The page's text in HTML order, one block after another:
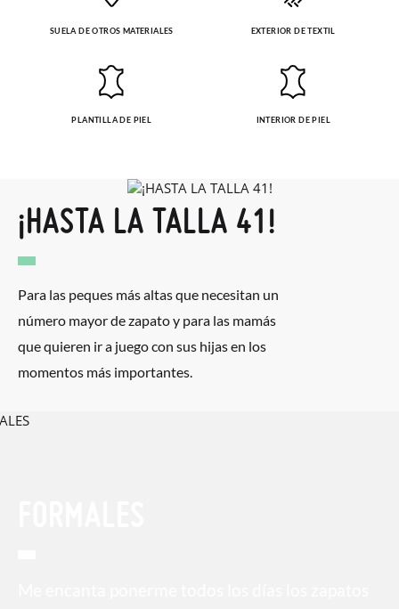
recogeremos la primera, sin gastos, en unos pocos días!
serán gratuitas, ¡no tienes que preocuparte por nada! Puedes
SUELA DE OTROS MATERIALES EXTERIOR DE TEXTIL
PLANTILLA DE PIEL INTERIOR DE PIEL
¡HASTA LA TALLA 41!
Para las peques más altas que necesitan un
número mayor de zapato y para las mamás
que quieren ir a juego con sus hijas en los
momentos más importantes.